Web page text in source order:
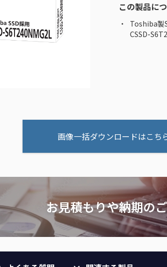
この製品に
Toshiba製
CSSD-
画像一括ダウンロードはこち